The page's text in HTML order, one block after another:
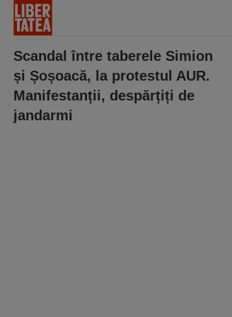
Scandal între taberele Simion
și Șoșoacă, la protestul AUR.
Manifestanții, despărțiți de
jandarmi